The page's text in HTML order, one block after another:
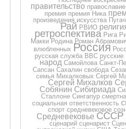
правительство православие
премия премия Ника
произведения искусства
Рай РВИО
ретроспектива Рига
Макки Родина Роман
влюбленных Россия
русская служба BBC русские
народ Самойлова Санкт-
Сапсан Сахалин свобода
семья Михалковых Сергей
Сергей Михалков
Собянин Сибириада
Сталлоне Сингапур
социальная ответственность
спорт средневековое
Средневековье СССР
сценарий сценарист